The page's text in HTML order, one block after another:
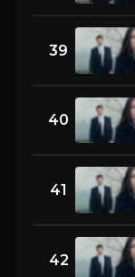
39
40
41
42